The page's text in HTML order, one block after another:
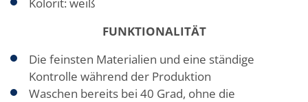
FUNKTIONALITÄT
Die feinsten Materialien und eine ständige
Kontrolle während der Produktion
Waschen bereits bei 40 Grad, ohne die